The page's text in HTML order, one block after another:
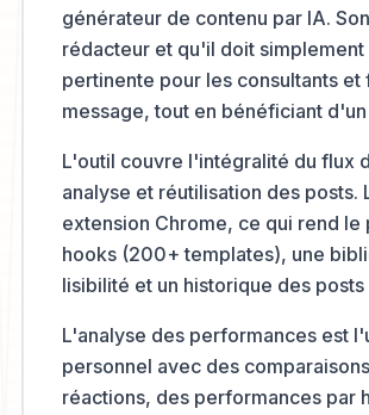
générateur de contenu par IA.
rédacteur et qu'il doit
pertinente pour les consultants
message, tout en bénéficiant
L'outil couvre l'intégralité du flux
analyse et réutilisation des
extension Chrome, ce qui rend
hooks (200+ templates), une
lisibilité et un historique des
L'analyse des performances est
personnel avec des
réactions, des performances par